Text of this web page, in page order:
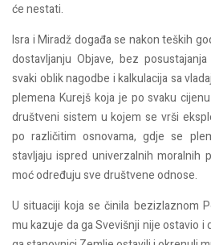
će nestati.
Isra i Miradž događa se nakon teških
dostavljanju Objave, bez
svaki oblik nagodbe i kalkulacija sa
plemena Kurejš koja je po svaku
društveni sistem u kojem se vrši
po različitim osnovama, gdje se
stavljaju ispred univerzalnih moralnih
moć određuju sve društvene odnose.
U situaciji koja se činila bezizlaznom
mu kazuje da ga Svevišnji nije ostavio i